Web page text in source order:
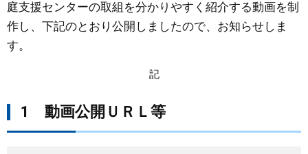
庭支援センターの取組を分かりやすく紹介する動画を制
作し、下記のとおり公開しましたので、お知らせしま
す。
記
1 動画公開ＵＲＬ等